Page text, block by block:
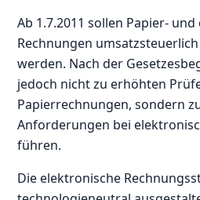
Ab 1.7.2011 sollen Papier-
Rechnungen
werden. Nach der
jedoch nicht zu erhöhten
Papierrechnungen, sondern
Anforderungen bei
führen.
Die elektronische